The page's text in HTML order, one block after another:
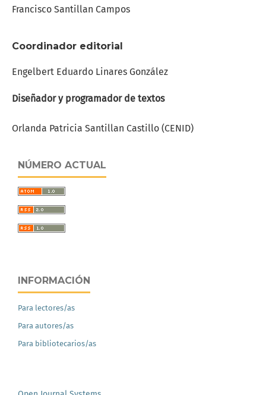
Francisco Santillan Campos
Coordinador editorial
Engelbert Eduardo Linares González
Diseñador y programador de textos
Orlanda Patricia Santillan Castillo (CENID)
NÚMERO ACTUAL
INFORMACIÓN
Para lectores/as
Para autores/as
Para bibliotecarios/as